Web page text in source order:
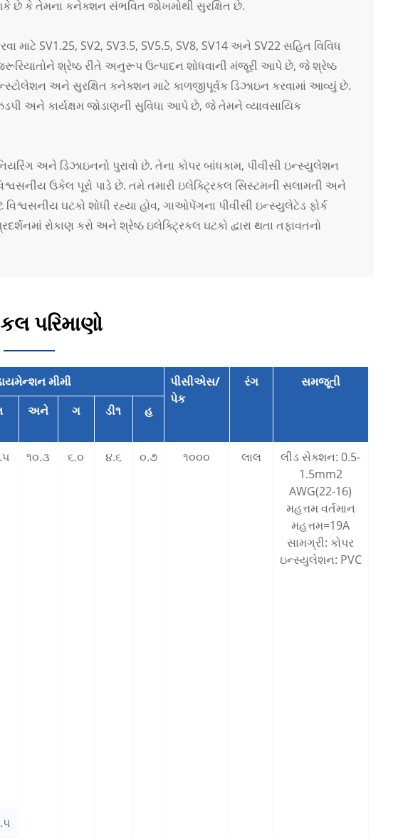
છે કે તેમના કનેક્શન સંભવિત જોખમોથી સુરક્ષિત છે.
SV1.25, SV2, SV3.5, SV5.5, SV8, SV14 અને SV22 સહિત વિવિધ
શ્રેષ્ઠ રીતે અનુરૂપ ઉત્પાદન શોધવાની મંજૂરી આપે છે, જે શ્રેષ્ઠ
અને સુરક્ષિત કનેક્શન માટે કાળજીપૂર્વક ડિઝાઇન કરવામાં આવ્યું છે.
અને કાર્યક્ષમ જોડાણની સુવિધા આપે છે, જે તેમને વ્યાવસાયિક
અને ડિઝાઇનનો પુરાવો છે. તેના કોપર બાંધકામ, પીવીસી ઇન્સ્યુલેશન
ઉકેલ પૂરો પાડે છે. તમે તમારી ઇલેક્ટ્રિકલ સિસ્ટમની સલામતી અને
વિશ્વસનીય ઘટકો શોધી રહ્યા હોવ, ગાઓપેંગના પીવીસી ઇન્સ્યુલેટેડ ફોર્ક
રોકાણ કરો અને શ્રેષ્ઠ ઇલેક્ટ્રિકલ ઘટકો દ્વારા થતા તફાવતનો
પરિમાણો
મીમી
પીસીએસ/
પેક
રંગ
સમજૂતી
અને ગ ડી૧ હ
૧૦.૩ ૬.૦ ૪.૬ ૦.૭ ૧૦૦૦ લાલ
લીડ સેક્શન: 0.5-
1.5mm2
AWG(22-16)
મહત્તમ વર્તમાન
મહત્તમ=19A
સામગ્રી: કોપર
ઇન્સ્યુલેશન: PVC